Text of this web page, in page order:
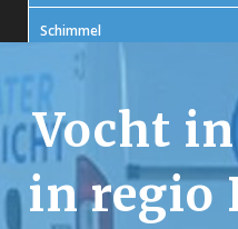
Schimmel
Contact
Vocht
in regio